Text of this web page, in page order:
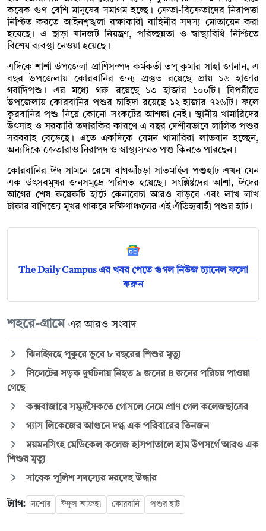
কয়েক গুণ বেশি মানুষের সমাগম হচ্ছে। ক্রেতা-বিক্রেতাদের নিরাপত্তা
নিশ্চিত করতে আইনশৃঙ্খলা রক্ষাকারী বাহিনীর সদস্য মোতায়েন করা
হয়েছে। এ ছাড়া যানজট নিয়ন্ত্রণ, পরিচ্ছন্নতা ও স্বাস্থ্যবিধি নিশ্চিতে
বিশেষ ব্যবস্থা নেওয়া হয়েছে।
এদিকে শার্শা উপজেলা প্রাণিসম্পদ কর্মকর্তা তপু কুমার সাহা জানান, এ
বছর উপজেলায় কোরবানির জন্য প্রস্তুত রয়েছে প্রায় ১৬ হাজার
গবাদিপশু। এর মধ্যে গরু রয়েছে ১৩ হাজার ১০০টি। বিপরীতে
উপজেলায় কোরবানির পশুর চাহিদা রয়েছে ১২ হাজার ৭২৬টি। ফলে
কুরবানির পশু নিয়ে কোনো সংকটের আশঙ্কা নেই। স্থানীয় খামারিদের
উৎসাহ ও সরকারি তদারকির কারণে এ বছর দেশীয়ভাবে লালিত পশুর
সরবরাহ বেড়েছে। এতে একদিকে যেমন খামারিরা লাভবান হচ্ছেন,
অন্যদিকে ক্রেতারাও নিরাপদ ও স্বাস্থ্যসম্মত পশু কিনতে পারছেন।
কোরবানির ঈদ সামনে রেখে বাগআঁচড়া সাতমাইল পশুহাট এখন যেন
এক উৎসবমুখর জনসমুদ্রে পরিণত হয়েছে। সংশ্লিষ্টদের আশা, ঈদের
আগের শেষ কয়েকটি হাটে কেনাবেচা আরও বাড়বে এবং লাখ লাখ
টাকার বাণিজ্যে মুখর থাকবে দক্ষিণাঞ্চলের এই ঐতিহ্যবাহী পশুর হাট।
The Daily Campus এর খবর পেতে গুগল নিউজ চ্যানেল ফলো
করুন
শহরে-গ্রামে এর আরও সংবাদ
ঝিনাইদহে পুকুরে ডুবে ৮ বছরের শিশুর মৃত্যু
সিলেটের সড়ক দুর্ঘটনায় নিহত ৯ জনের ৪ জনের পরিচয় পাওয়া
গেছে
কক্সবাজারে সমুদ্রসৈকতে গোসলে নেমে প্রাণ গেল কলেজছাত্রের
গ্যাস লিকেজের আগুনে দগ্ধ এক পরিবারের তিনজন
ময়মনসিংহ মেডিকেল কলেজ হাসপাতালে হাম উপসর্গে আরও এক
শিশুর মৃত্যু
সাবেক পুলিশ সদস্যের মরদেহ উদ্ধার
ট্যাগ: যশোর ঈদুল আজহা কোরবানি পশুর হাট